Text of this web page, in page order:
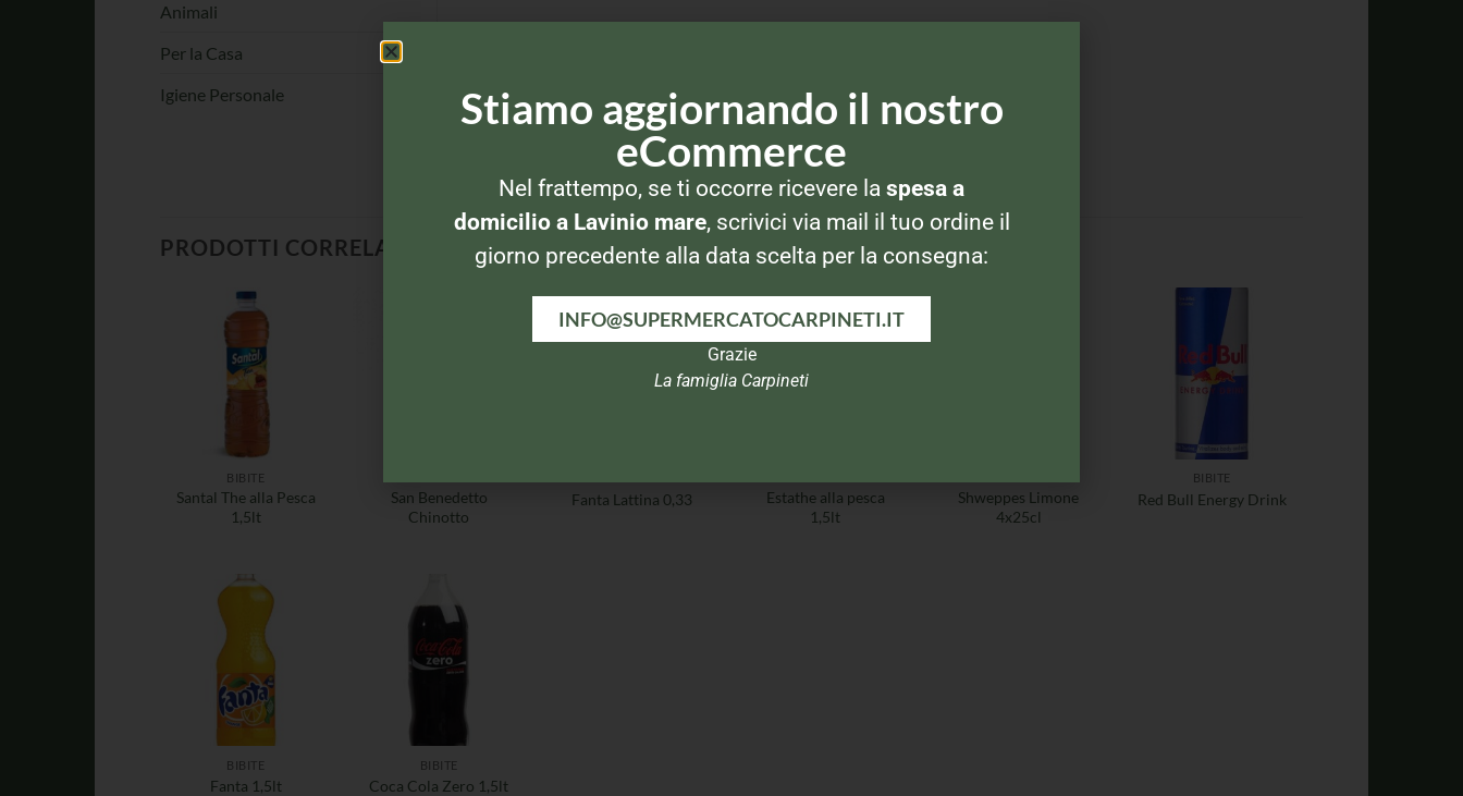
Animali
Per la Casa
Igiene Personale
PRODOTTI CORRELATI
BIBITE
Santal The alla Pesca
1,5lt
San Benedetto
Chinotto
Fanta Lattina 0,33
Estathe alla pesca
1,5lt
Shweppes Limone
4x25cl
BIBITE
Red Bull Energy Drink
BIBITE
Fanta 1,5lt
BIBITE
Coca Cola Zero 1,5lt
Stiamo aggiornando il nostro
eCommerce
Nel frattempo, se ti occorre ricevere la spesa a
domicilio a Lavinio mare, scrivici via mail il tuo ordine il
giorno precedente alla data scelta per la consegna:
INFO@SUPERMERCATOCARPINETI.IT
Grazie
La famiglia Carpineti